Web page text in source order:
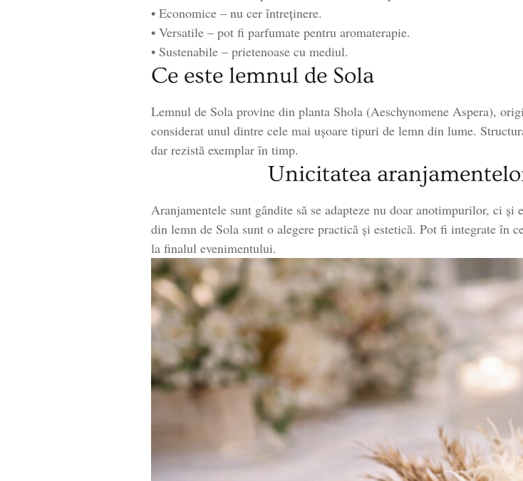
• Economice – nu cer întreținere.
• Versatile – pot fi parfumate pentru aromaterapie.
• Sustenabile – prietenoase cu mediul.
Ce este lemnul de Sola
Lemnul de Sola provine din planta Shola (Aeschynomene Aspera),
considerat unul dintre cele mai ușoare tipuri de lemn din lume.
dar rezistă exemplar în timp.
Unicitatea
Aranjamentele sunt gândite să se adapteze nu doar anotimpurilor, ci
din lemn de Sola sunt o alegere practică și estetică. Pot fi integrate în
la finalul evenimentului.